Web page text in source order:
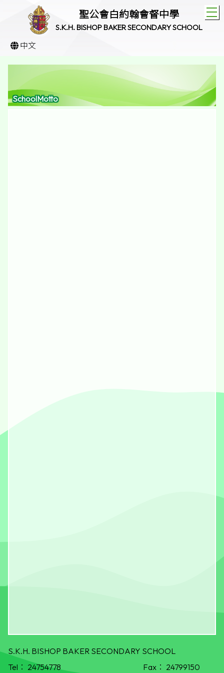
聖公會白約翰會督中學
S.K.H. BISHOP BAKER SECONDARY SCHOOL
中文
SchoolMotto
S.K.H. BISHOP BAKER SECONDARY SCHOOL
Tel： 24754778 Fax： 24799150